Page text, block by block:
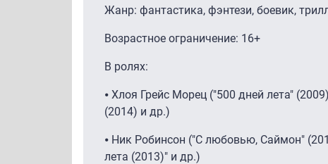
Жанр: фантастика, фэнтези, боевик,
Возрастное ограничение: 16+
В ролях:
⦁ Хлоя Грейс Морец ("500 дней лета"
(2014) и др.)
⦁ Ник Робинсон ("С любовью, Саймон"
лета (2013)" и др.)